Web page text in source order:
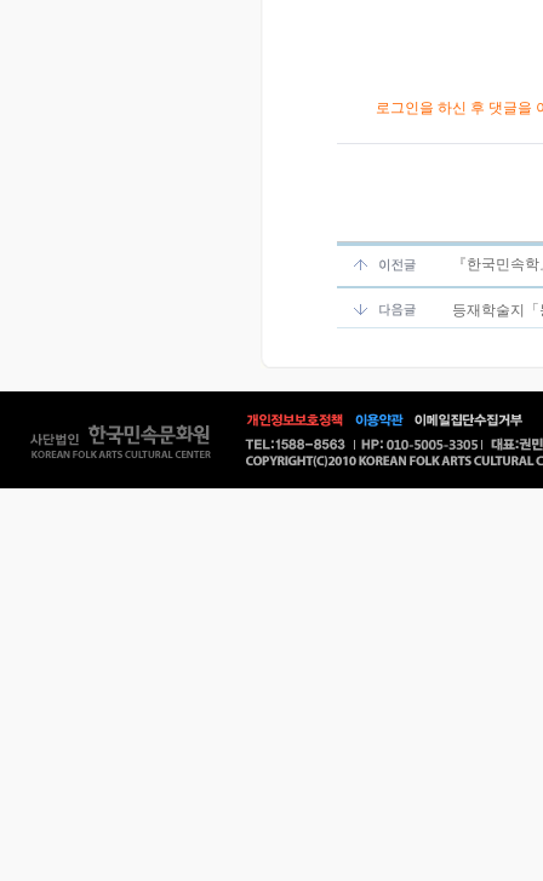
로그인을 하신 후 댓글을
『한국민속
등재학술지